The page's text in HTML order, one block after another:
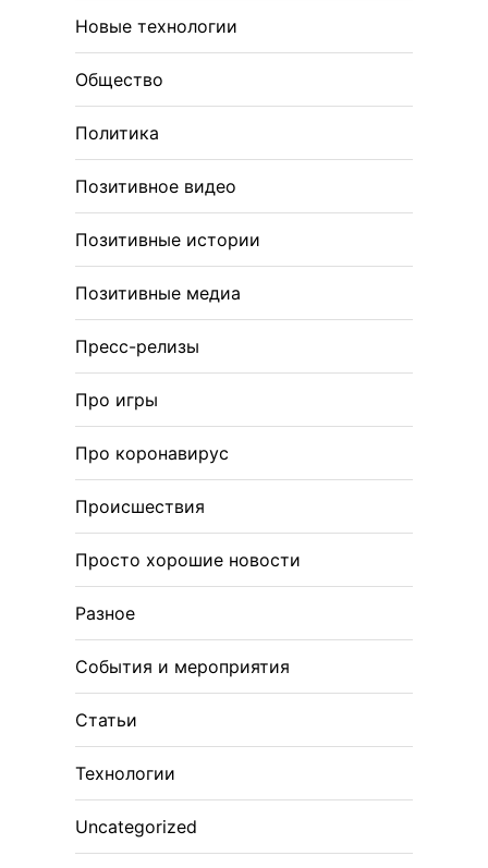
Новые технологии
Общество
Политика
Позитивное видео
Позитивные истории
Позитивные медиа
Пресс-релизы
Про игры
Про коронавирус
Происшествия
Просто хорошие новости
Разное
События и мероприятия
Статьи
Технологии
Uncategorized